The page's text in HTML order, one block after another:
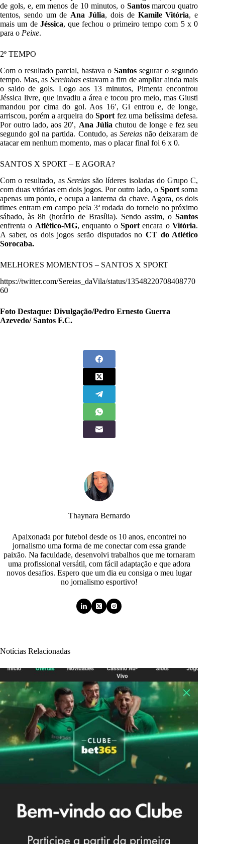
de gols, e, em menos de 10 minutos, o Santosmarcou quatro
tentos, sendo um de Ana Júlia, dois de Kamile Vitória, e
mais um de Jéssica, que fechou o primeiro tempo com 5 x 0
para o Peixe.
2º TEMPO
Com o resultado parcial, bastava oSantos segurar o segundo
tempo. Mas, as Sereinhasestavam a fim de ampliar ainda mais
o saldo de gols. Logo aos 13 minutos, Pimenta encontrou
Jéssica livre, que invadiu a área e tocou pro meio, mas Giusti
mandou por cima do gol. Aos 16′, Gi entrou e, de longe,
arriscou, porém a arqueira doSport fez uma belíssima defesa.
Por outro lado, aos 20′, Ana Júlia chutou de longe e fez seu
segundo gol na partida. Contudo, as Sereiasnão deixaram de
atacar em nenhum momento, mas o placar final foi 6 x 0.
SANTOS X SPORT – E AGORA?
Com o resultado, as Sereiassão líderes isoladas do Grupo C,
com duas vitórias em dois jogos. Por outro lado, oSport soma
apenas um ponto, e ocupa a lanterna da chave. Agora, os dois
times entram em campo pela 3ª rodada do torneio no próximo
sábado, às 8h (horário de Brasília). Sendo assim, oSantos
enfrenta o Atlético-MG, enquanto oSport encara oVitória.
A saber, os dois jogos serão disputados no CT do Atlético
Sorocaba.
MELHORES MOMENTOS – SANTOS X SPORT
https://twitter.com/Sereias_daVila/status/13548220708408770
60
Foto Destaque: Divulgação/Pedro Ernesto Guerra
Azevedo/ Santos F.C.
Thaynara Bernardo
Apaixonada por futebol desde os 10 anos, encontrei no
jornalismo uma forma de me conectar com essa grande
paixão. Na faculdade, desenvolvi trabalhos que me tornaram
uma profissional versátil, com fácil adaptação e que adora
novos desafios. Espero que um dia eu consiga o meu lugar
no jornalismo esportivo!
Notícias Relacionadas